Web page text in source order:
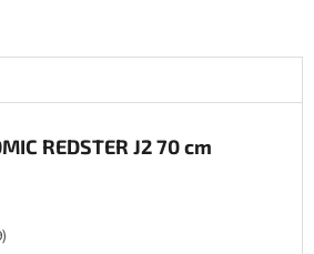
REDSTER J2 70 cm